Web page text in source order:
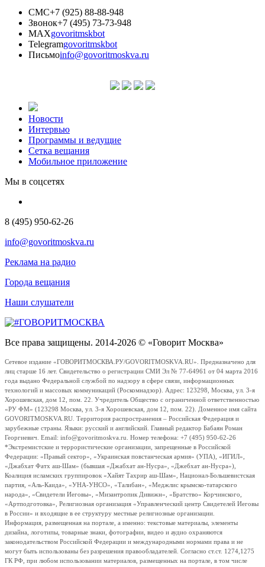
СМС+7 (925) 88-88-948
Звонок+7 (495) 73-73-948
MAXgovoritmskbot
Telegramgovoritmskbot
Письмоinfo@govoritmoskva.ru
Новости
Интервью
Программы и ведущие
Сетка вещания
Мобильное приложение
Мы в соцсетях
8 (495) 950-62-26
info@govoritmoskva.ru
Реклама на радио
Города вещания
Наши слушатели
Все права защищены. 2014-2026 © «Говорит Москва»
Сетевое издание «ГОВОРИТМОСКВА.РУ/GOVORITMOSKVA.RU». Предназначено для
лиц старше 16 лет. Свидетельство о регистрации СМИ Эл № 77-64961 от 04 марта 2016
года выдано Федеральной службой по надзору в сфере связи, информационных
технологий и массовых коммуникаций (Роскомнадзор). Адрес: 123298, Москва, ул. 3-я
Хорошевская, дом 12, пом. 22. Учредитель Общество с ограниченной ответственностью
«РУ ФМ» (123298 Москва, ул. 3-я Хорошевская, дом 12, пом. 22). Доменное имя сайта
GOVORITMOSKVA.RU. Территория распространения – Российская Федерация и
зарубежные страны. Языки: русский и английский. Главный редактор Бабаян Роман
Георгиевич. Email: info@govoritmoskva.ru. Номер телефона: +7 (495) 950-62-26
*Экстремистские и террористические организации, запрещенные в Российской
Федерации: «Правый сектор», «Украинская повстанческая армия» (УПА), «ИГИЛ»,
«Джабхат Фатх аш-Шам» (бывшая «Джабхат ан-Нусра», «Джебхат ан-Нусра»),
Коалиция исламских группировок «Хайят Тахрир аш-Шам», Национал-Большевистская
партия, «Аль-Каида», «УНА-УНСО», «Талибан», «Меджлис крымско-татарского
народа», «Свидетели Иеговы», «Мизантропик Дивижн», «Братство» Корчинского,
«Артподготовка», Религиозная организация «Управленческий центр Свидетелей Иеговы
в России» и входящие в ее структуру местные религиозные организации.
Информация, размещенная на портале, а именно: текстовые материалы, элементы
дизайна, логотипы, товарные знаки, фотографии, видео и аудио охраняются
законодательством Российской Федерации и международными нормами права и не
могут быть использованы без разрешения правообладателей. Согласно ст.ст. 1274,1275
ГК РФ, при любом использовании материалов, размещенных на портале, в том числе